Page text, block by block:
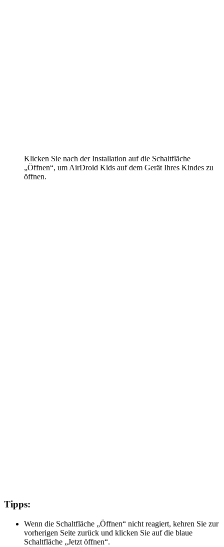
Klicken Sie nach der Installation auf die Schaltfläche
„Öffnen“, um AirDroid Kids auf dem Gerät Ihres Kindes zu
öffnen.
Tipps:
Wenn die Schaltfläche „Öffnen“ nicht reagiert, kehren Sie zur
vorherigen Seite zurück und klicken Sie auf die blaue
Schaltfläche „Jetzt öffnen“.